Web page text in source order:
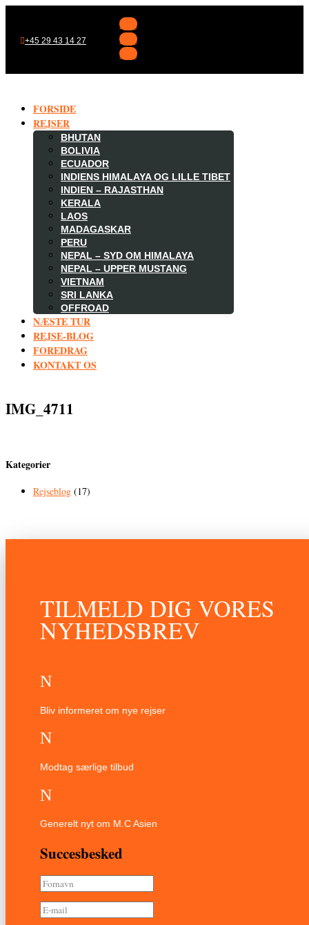
+45 29 43 14 27
Følg
Følg
Følg
FORSIDE
REJSER
BHUTAN
BOLIVIA
ECUADOR
INDIENS HIMALAYA OG LILLE TIBET
INDIEN – RAJASTHAN
KERALA
LAOS
MADAGASKAR
PERU
NEPAL – SYD OM HIMALAYA
NEPAL – UPPER MUSTANG
VIETNAM
SRI LANKA
OFFROAD
NÆSTE TUR
REJSE-BLOG
FOREDRAG
KONTAKT OS
IMG_4711
Kategorier
Rejseblog (17)
TILMELD DIG VORES
NYHEDSBREV
N
Bliv informeret om nye rejser
N
Modtag særlige tilbud
N
Generelt nyt om M.C Asien
Succesbesked